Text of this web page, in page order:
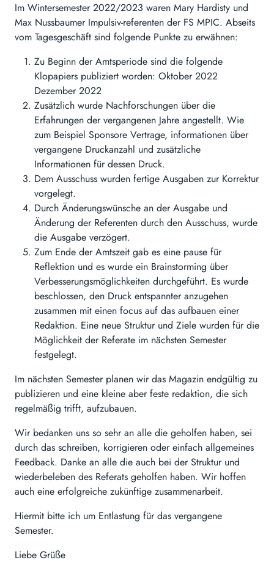
Im Wintersemester 2022/2023 waren Mary Hardisty und
Max Nussbaumer Impulsiv-referenten der FS MPIC. Abseits
vom Tagesgeschäft sind folgende Punkte zu erwähnen:
Zu Beginn der Amtsperiode sind die folgende
Klopapiers publiziert worden: Oktober 2022
Dezember 2022
Zusätzlich wurde Nachforschungen über die
Erfahrungen der vergangenen Jahre angestellt. Wie
zum Beispiel Sponsore Vertrage, informationen über
vergangene Druckanzahl und zusätzliche
Informationen für dessen Druck.
Dem Ausschuss wurden fertige Ausgaben zur Korrektur
vorgelegt.
Durch Änderungswünsche an der Ausgabe und
Änderung der Referenten durch den Ausschuss, wurde
die Ausgabe verzögert.
Zum Ende der Amtszeit gab es eine pause für
Reflektion und es wurde ein Brainstorming über
Verbesserungsmöglichkeiten durchgeführt. Es wurde
beschlossen, den Druck entspannter anzugehen
zusammen mit einen focus auf das aufbauen einer
Redaktion. Eine neue Struktur und Ziele wurden für die
Möglichkeit der Referate im nächsten Semester
festgelegt.
Im nächsten Semester planen wir das Magazin endgültig zu
publizieren und eine kleine aber feste redaktion, die sich
regelmäßig trifft, aufzubauen.
Wir bedanken uns so sehr an alle die geholfen haben, sei
durch das schreiben, korrigieren oder einfach allgemeines
Feedback. Danke an alle die auch bei der Struktur und
wiederbeleben des Referats geholfen haben. Wir hoffen
auch eine erfolgreiche zukünftige zusammenarbeit.
Hiermit bitte ich um Entlastung für das vergangene
Semester.
Liebe Grüße